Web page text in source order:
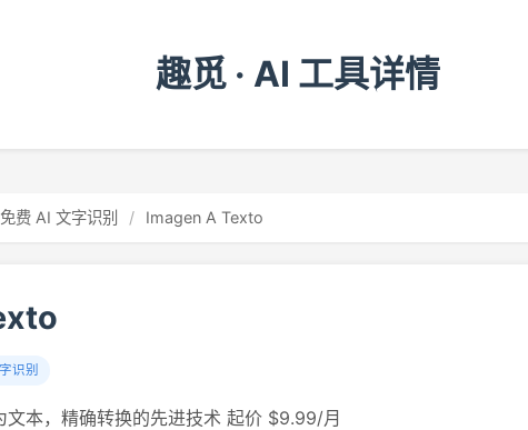
趣觅 · AI 工具详情
免费 AI 文字识别 / Imagen A Texto
识别
文本，精确转换的先进技术 起价 $9.99/月